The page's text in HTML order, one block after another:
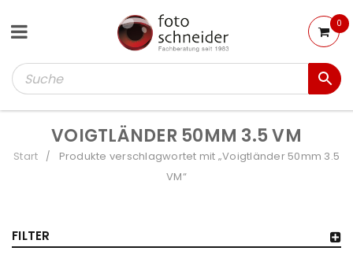
0
VOIGTLÄNDER 50MM 3.5 VM
Start /
Produkte verschlagwortet mit „Voigtländer 50mm 3.5
VM“
FILTER